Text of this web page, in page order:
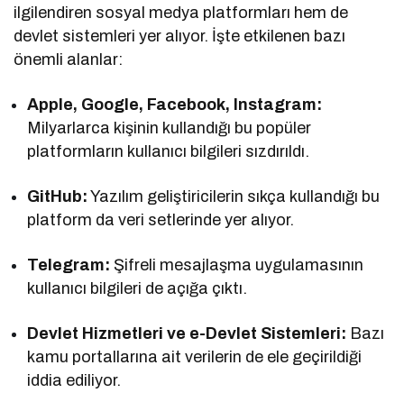
ilgilendiren sosyal medya platformları hem de
devlet sistemleri yer alıyor. İşte etkilenen bazı
önemli alanlar:
Apple, Google, Facebook, Instagram:
Milyarlarca kişinin kullandığı bu popüler
platformların kullanıcı bilgileri sızdırıldı.
GitHub: Yazılım geliştiricilerin sıkça kullandığı bu
platform da veri setlerinde yer alıyor.
Telegram: Şifreli mesajlaşma uygulamasının
kullanıcı bilgileri de açığa çıktı.
Devlet Hizmetleri ve e-Devlet Sistemleri: Bazı
kamu portallarına ait verilerin de ele geçirildiği
iddia ediliyor.